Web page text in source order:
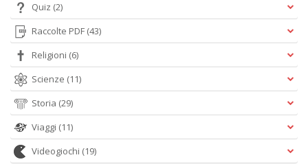
Quiz (2)
Raccolte PDF (43)
Religioni (6)
Scienze (11)
Storia (29)
Viaggi (11)
Videogiochi (19)